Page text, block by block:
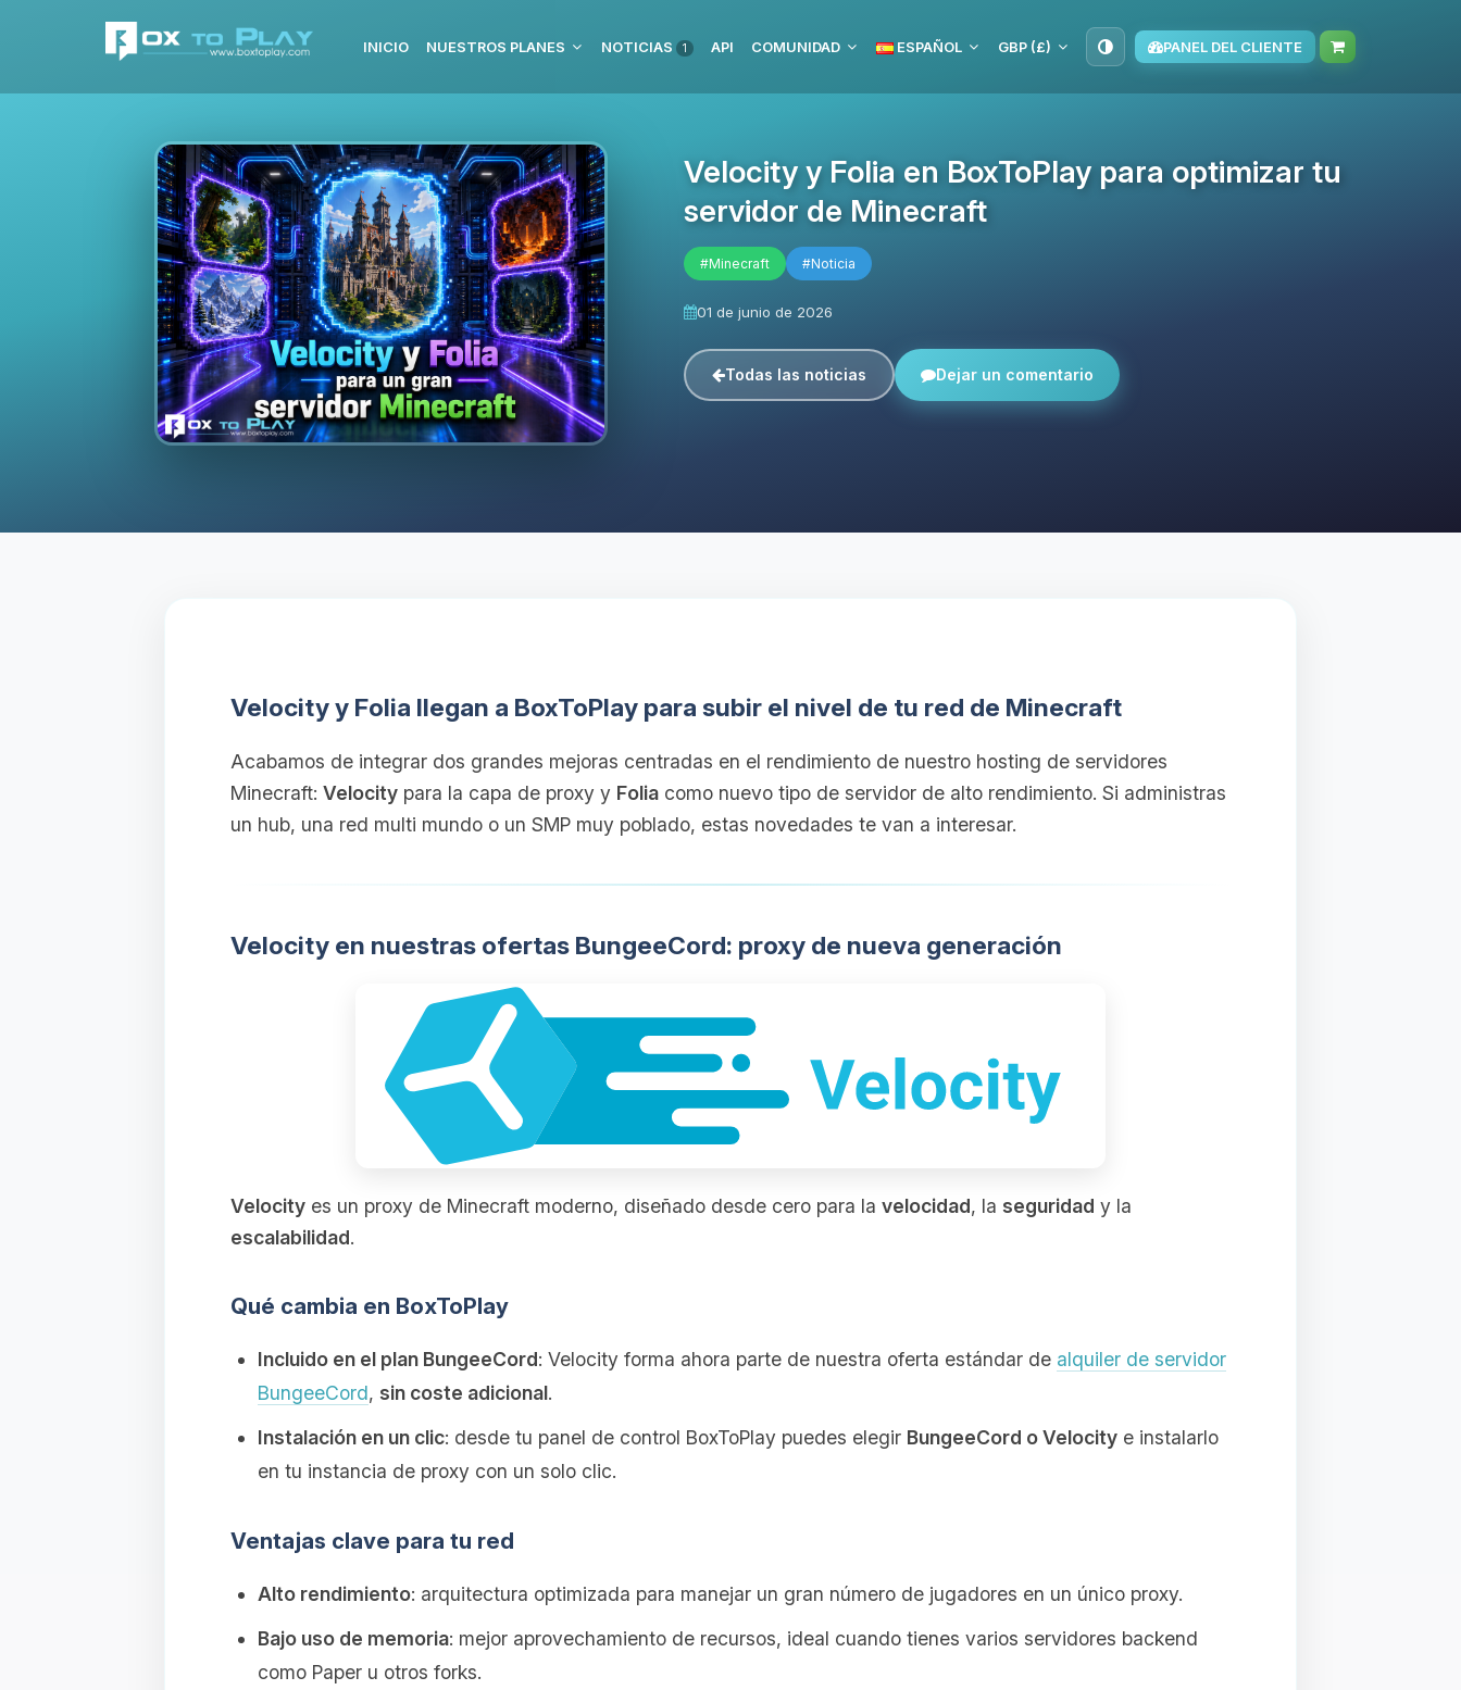
INICIO NUESTROS PLANES NOTICIAS 1 API COMUNIDAD ESPAÑOL GBP (£) PANEL DEL CLIENTE
Velocity y Folia en BoxToPlay para optimizar tu
servidor de Minecraft
#Minecraft #Noticia
01 de junio de 2026
Todas las noticias Dejar un comentario
Velocity y Folia llegan a BoxToPlay para subir el nivel de tu red de Minecraft
Acabamos de integrar dos grandes mejoras centradas en el rendimiento de nuestro hosting de servidores
Minecraft: Velocitypara la capa de proxy y Foliacomo nuevo tipo de servidor de alto rendimiento. Si administras
un hub, una red multi mundo o un SMP muy poblado, estas novedades te van a interesar.
Velocity en nuestras ofertas BungeeCord: proxy de nueva generación
Velocityes un proxy de Minecraft moderno, diseñado desde cero para la velocidad, la seguridad y la
escalabilidad.
Qué cambia en BoxToPlay
Incluido en el plan BungeeCord: Velocity forma ahora parte de nuestra oferta estándar de alquiler de servidor
BungeeCord, sin coste adicional.
Instalación en un clic: desde tu panel de control BoxToPlay puedes elegir BungeeCord o Velocitye instalarlo
en tu instancia de proxy con un solo clic.
Ventajas clave para tu red
Alto rendimiento: arquitectura optimizada para manejar un gran número de jugadores en un único proxy.
Bajo uso de memoria: mejor aprovechamiento de recursos, ideal cuando tienes varios servidores backend
como Paper u otros forks.